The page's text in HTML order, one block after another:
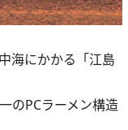
海にかかる「江島
のPCラーメン構造